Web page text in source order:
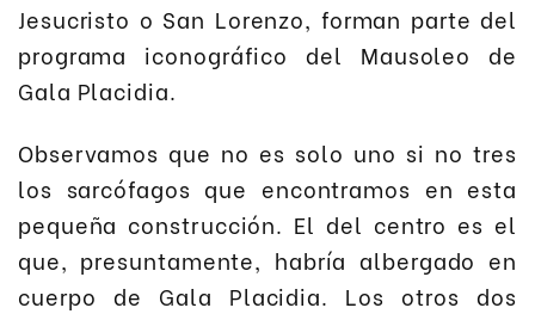
Jesucristo o San Lorenzo, forman parte del
programa iconográfico del Mausoleo de
Gala Placidia.
Observamos que no es solo uno si no tres
los sarcófagos que encontramos en esta
pequeña construcción. El del centro es el
que, presuntamente, habría albergado en
cuerpo de Gala Placidia. Los otros dos